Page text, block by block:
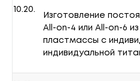
10.20.
Изготовление
All-on-4 или All-on-6
пластмассы с
индивидуальной